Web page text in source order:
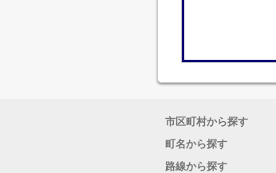
市区町村から探す
町名から探す
路線から探す